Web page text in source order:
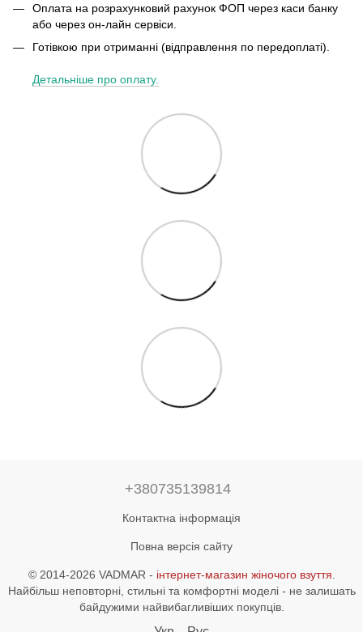
Оплата на розрахунковий рахунок ФОП через каси банку
або через он-лайн сервіси.
Готівкою при отриманні (відправлення по передоплаті).
Детальніше про оплату.
+380735139814
Контактна інформація
Повна версія сайту
© 2014-2026 VADMAR - інтернет-магазин жіночого взуття
Найбільш неповторні, стильні та комфортні моделі - не залишать
байдужими найвибагливіших покупців.